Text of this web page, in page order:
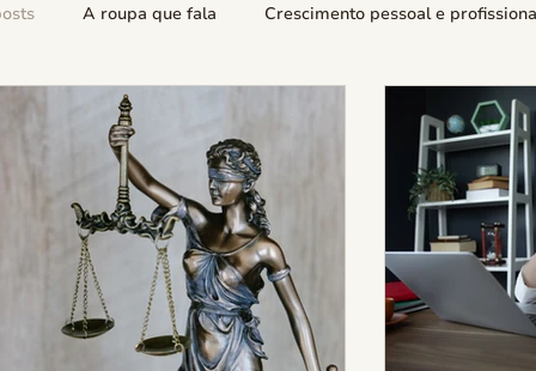
A roupa que fala Crescimento pessoal e